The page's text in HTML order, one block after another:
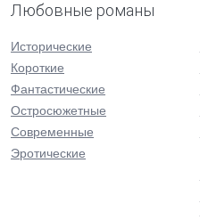
Любовные романы
Исторические
Короткие
Фантастические
Остросюжетные
Современные
Эротические